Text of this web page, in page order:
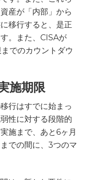
産が「内部」から
移行すると、是正
。また、CISAが
でのカウントダウ
施期限
行はすでに始まっ
性に対する段階的
施まで、あと6ヶ月
での間に、3つのマ